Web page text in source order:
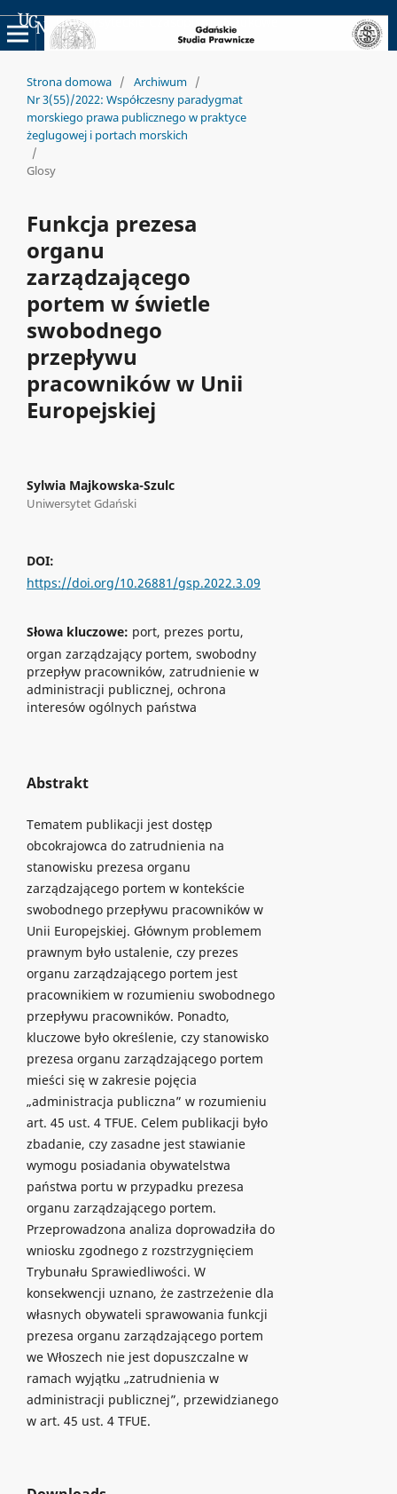
Uniwersyteckie Czasopisma Naukowe
Strona domowa / Archiwum /
Nr 3(55)/2022: Współczesny paradygmat
morskiego prawa publicznego w praktyce
żeglugowej i portach morskich
/
Glosy
Funkcja prezesa
organu
zarządzającego
portem w świetle
swobodnego
przepływu
pracowników w Unii
Europejskiej
Sylwia Majkowska-Szulc
Uniwersytet Gdański
DOI:
https://doi.org/10.26881/gsp.2022.3.09
Słowa kluczowe: port, prezes portu,
organ zarządzający portem, swobodny
przepływ pracowników, zatrudnienie w
administracji publicznej, ochrona
interesów ogólnych państwa
Abstrakt
Tematem publikacji jest dostęp
obcokrajowca do zatrudnienia na
stanowisku prezesa organu
zarządzającego portem w kontekście
swobodnego przepływu pracowników w
Unii Europejskiej. Głównym problemem
prawnym było ustalenie, czy prezes
organu zarządzającego portem jest
pracownikiem w rozumieniu swobodnego
przepływu pracowników. Ponadto,
kluczowe było określenie, czy stanowisko
prezesa organu zarządzającego portem
mieści się w zakresie pojęcia
„administracja publiczna” w rozumieniu
art. 45 ust. 4 TFUE. Celem publikacji było
zbadanie, czy zasadne jest stawianie
wymogu posiadania obywatelstwa
państwa portu w przypadku prezesa
organu zarządzającego portem.
Przeprowadzona analiza doprowadziła do
wniosku zgodnego z rozstrzygnięciem
Trybunału Sprawiedliwości. W
konsekwencji uznano, że zastrzeżenie dla
własnych obywateli sprawowania funkcji
prezesa organu zarządzającego portem
we Włoszech nie jest dopuszczalne w
ramach wyjątku „zatrudnienia w
administracji publicznej”, przewidzianego
w art. 45 ust. 4 TFUE.